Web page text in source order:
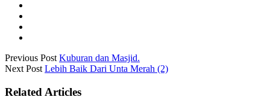
Previous Post Kuburan dan Masjid.
Next Post Lebih Baik Dari Unta Merah (2)
Related Articles